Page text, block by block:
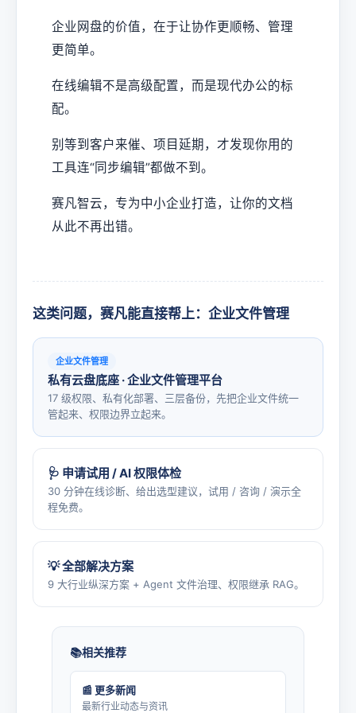
企业网盘的价值，在于让协作更顺畅、管理
更简单。
在线编辑不是高级配置，而是现代办公的标
配。
别等到客户来催、项目延期，才发现你用的
工具连“同步编辑”都做不到。
赛凡智云，专为中小企业打造，让你的文档
从此不再出错。
这类问题，赛凡能直接帮上：企业文件管理
企业文件管理
私有云盘底座 · 企业文件管理平台
17 级权限、私有化部署、三层备份，先把企业文件统一
管起来、权限边界立起来。
🩺 申请试用 / AI 权限体检
30 分钟在线诊断、给出选型建议，试用 / 咨询 / 演示全
程免费。
💡 全部解决方案
9 大行业纵深方案 + Agent 文件治理、权限继承 RAG。
相关推荐
📰 更多新闻
最新行业动态与资讯